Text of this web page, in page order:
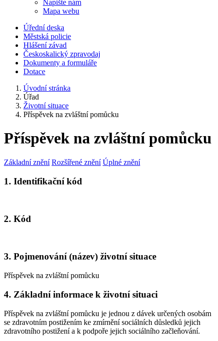
Napište nám
Mapa webu
Úřední deska
Městská policie
Hlášení závad
Českoskalický zpravodaj
Dokumenty a formuláře
Dotace
Úvodní stránka
Úřad
Životní situace
Příspěvek na zvláštní pomůcku
Příspěvek na zvláštní pomůcku
Základní znění Rozšířené znění Úplné znění
1. Identifikační kód
2. Kód
3. Pojmenování (název) životní situace
Příspěvek na zvláštní pomůcku
4. Základní informace k životní situaci
Příspěvek na zvláštní pomůcku je jednou z dávek určených osobám
se zdravotním postižením ke zmírnění sociálních důsledků jejich
zdravotního postižení a k podpoře jejich sociálního začleňování.